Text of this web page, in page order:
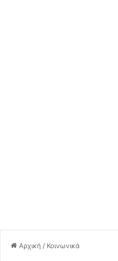
Αρχική / Κοινωνικά